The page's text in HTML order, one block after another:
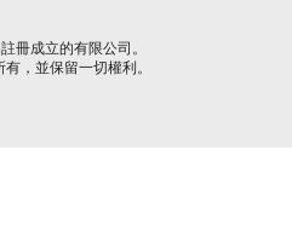
冊成立的有限公司。
，並保留一切權利。